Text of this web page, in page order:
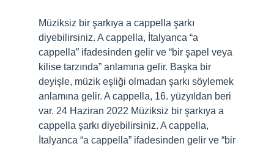
Müziksiz bir şarkıya a cappella şarkı
diyebilirsiniz. A cappella, İtalyanca “a
cappella” ifadesinden gelir ve “bir şapel veya
kilise tarzında” anlamına gelir. Başka bir
deyişle, müzik eşliği olmadan şarkı söylemek
anlamına gelir. A cappella, 16. yüzyıldan beri
var. 24 Haziran 2022 Müziksiz bir şarkıya a
cappella şarkı diyebilirsiniz. A cappella,
İtalyanca “a cappella” ifadesinden gelir ve “bir